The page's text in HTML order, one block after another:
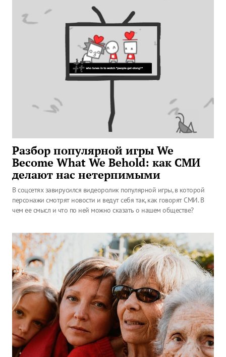
Разбор популярной игры We
Become What We Behold: как СМИ
делают нас нетерпимыми
В соцсетях завирусился видеоролик популярной игры, в которой
персонажи смотрят новости и ведут себя так, как говорят СМИ. В
чем ее смысл и что по ней можно сказать о нашем обществе?